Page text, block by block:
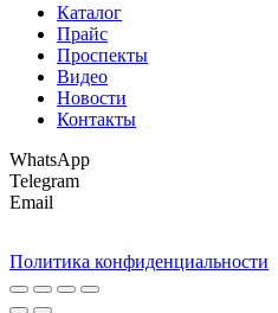
Каталог
Прайс
Проспекты
Видео
Новости
Контакты
WhatsApp
Telegram
Email
Политика конфиденциальности